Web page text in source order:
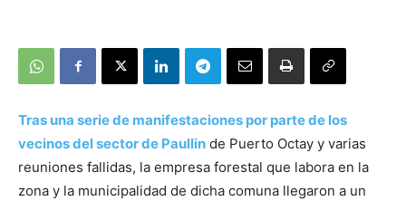
Tras una serie de manifestaciones por parte de los
vecinos del sector de Paullin de Puerto Octay y varias
reuniones fallidas, la empresa forestal que labora en la
zona y la municipalidad de dicha comuna llegaron a un